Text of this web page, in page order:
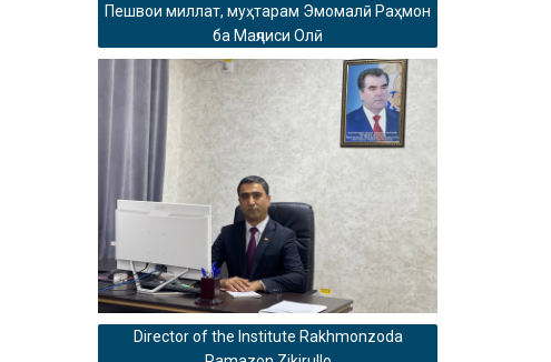
Пешвои миллат, муҳтарам Эмомалӣ Раҳмон
ба Маҷлиси Олӣ
Director of the Institute Rakhmonzoda